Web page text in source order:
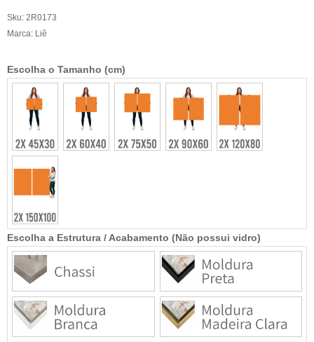
Sku: 2R0173
Marca: Liê
Escolha a Estrutura / Acabamento (Não possui vidro)
Escolha o Tamanho (cm)